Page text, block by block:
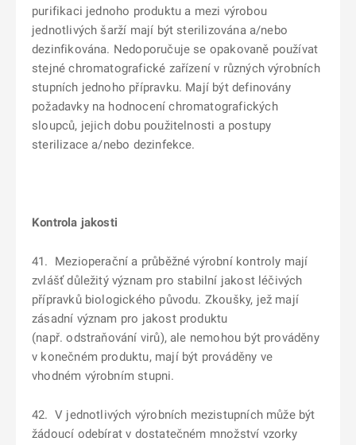
purifikaci jednoho produktu a mezi výrobou
jednotlivých šarží mají být sterilizována a/nebo
dezinfikována. Nedoporučuje se opakovaně používat
stejné chromatografické zařízení v různých výrobních
stupních jednoho přípravku. Mají být definovány
požadavky na hodnocení chromatografických
sloupců, jejich dobu použitelnosti a postupy
sterilizace a/nebo dezinfekce.
Kontrola jakosti
41. Mezioperační a průběžné výrobní kontroly mají
zvlášť důležitý význam pro stabilní jakost léčivých
přípravků biologického původu. Zkoušky, jež mají
zásadní význam pro jakost produktu
(např. odstraňování virů), ale nemohou být prováděny
v konečném produktu, mají být prováděny ve
vhodném výrobním stupni.
42. V jednotlivých výrobních mezistupních může být
žádoucí odebírat v dostatečném množství vzorky